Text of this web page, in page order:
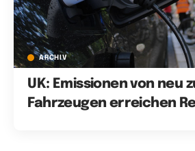
ARCHIV
UK: Emissionen von neu
Fahrzeugen erreichen